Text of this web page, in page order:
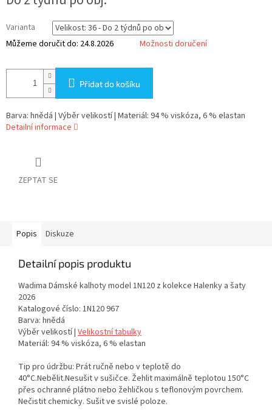
cena:
Varianta
Můžeme doručit do: 24.8.2026 Možnosti doručení
Přidat do košíku
Barva: hnědá | Výběr velikostí | Materiál: 94 % viskóza, 6 % elastan
Detailní informace
ZEPTAT SE
Popis Diskuze
Detailní popis produktu
Wadima Dámské kalhoty model 1N120 z kolekce Halenky a šaty
2026
Katalogové číslo: 1N120 967
Barva: hnědá
Výběr velikostí | Velikostní tabulky
Materiál: 94 % viskóza, 6 % elastan
Tip pro údržbu: Prát ručně nebo v teplotě do
40°C.Nebělit.Nesušit v sušičce. Žehlit maximálně teplotou 150°C
přes ochranné plátno nebo žehličkou s teflonovým povrchem.
Nečistit chemicky. Sušit ve svislé poloze.